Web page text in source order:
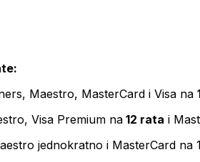
Maestro, MasterCard i Visa na
Visa Premium na 12 rata i
jednokratno i MasterCard na